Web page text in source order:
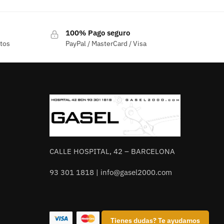
Tienes dudas? Te ayudamos
100% Pago seguro
PayPal / MasterCard / Visa
CALLE HOSPITAL, 42 – BARCELONA
93 301 1818 | info@gasel2000.com